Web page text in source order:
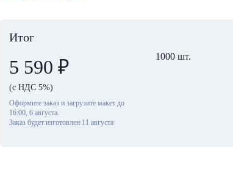
Итог
5 590 ₽
(с НДС 5%)
Оформите заказ и загрузите макет до
16:00, 6 августа.
Заказ будет изготовлен 11 августа
1000 шт.